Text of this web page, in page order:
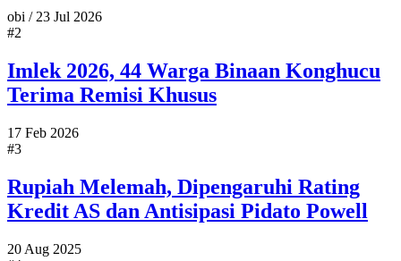
obi / 23 Jul 2026
#2
Imlek 2026, 44 Warga Binaan Konghucu
Terima Remisi Khusus
17 Feb 2026
#3
Rupiah Melemah, Dipengaruhi Rating
Kredit AS dan Antisipasi Pidato Powell
20 Aug 2025